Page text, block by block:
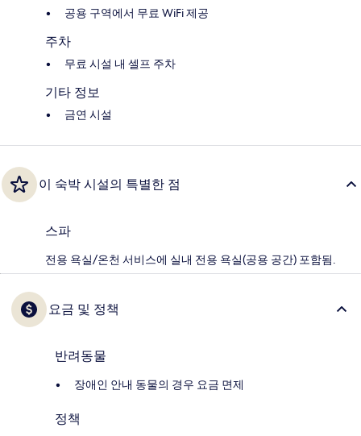
공용 구역에서 무료 WiFi 제공
주차
무료 시설 내 셀프 주차
기타 정보
금연 시설
이 숙박 시설의 특별한 점
스파
전용 욕실/온천 서비스에 실내 전용 욕실(공용 공간) 포함됨.
요금 및 정책
반려동물
장애인 안내 동물의 경우 요금 면제
정책